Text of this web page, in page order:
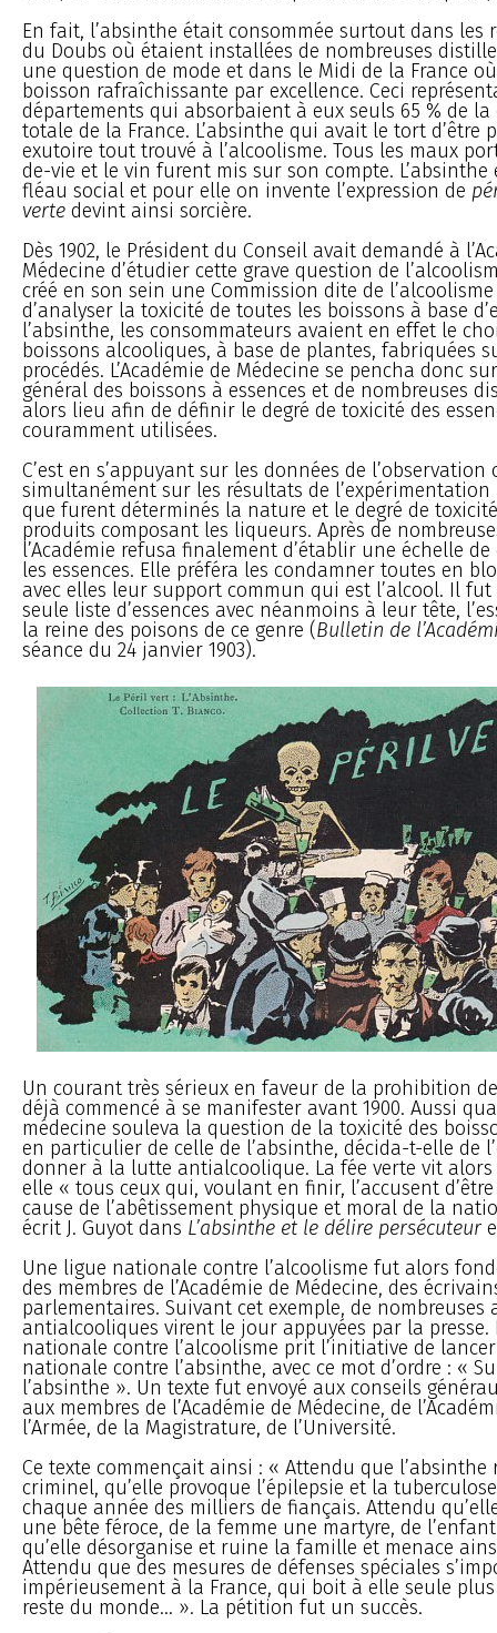
En fait, l’absinthe était consommée surtout dans les
du Doubs où étaient installées de nombreuses
une question de mode et dans le Midi de la France
boisson rafraîchissante par excellence. Ceci
départements qui absorbaient à eux seuls 65 % de
totale de la France. L’absinthe qui avait le tort d’être
exutoire tout trouvé à l’alcoolisme. Tous les maux
de-vie et le vin furent mis sur son compte. L’absinthe
fléau social et pour elle on invente l’expression de
verte devint ainsi sorcière.
Dès 1902, le Président du Conseil avait demandé à
Médecine d’étudier cette grave question de
créé en son sein une Commission dite de
d’analyser la toxicité de toutes les boissons à base
l’absinthe, les consommateurs avaient en effet le
boissons alcooliques, à base de plantes, fabriquées
procédés. L’Académie de Médecine se pencha donc
général des boissons à essences et de nombreuses
alors lieu afin de définir le degré de toxicité des
couramment utilisées.
C’est en s’appuyant sur les données de
simultanément sur les résultats de l’expérimentation
que furent déterminés la nature et le degré de
produits composant les liqueurs. Après de
l’Académie refusa finalement d’établir une échelle
les essences. Elle préféra les condamner toutes en
avec elles leur support commun qui est l’alcool. Il
seule liste d’essences avec néanmoins à leur tête,
la reine des poisons de ce genre (Bulletin de
séance du 24 janvier 1903).
Un courant très sérieux en faveur de la prohibition
déjà commencé à se manifester avant 1900. Aussi
médecine souleva la question de la toxicité des
en particulier de celle de l’absinthe, décida-t-elle de
donner à la lutte antialcoolique. La fée verte vit alors
elle « tous ceux qui, voulant en finir, l’accusent
cause de l’abêtissement physique et moral de la
écrit J. Guyot dans L’absinthe et le délire persécuteur
Une ligue nationale contre l’alcoolisme fut alors
des membres de l’Académie de Médecine, des
parlementaires. Suivant cet exemple, de nombreuses
antialcooliques virent le jour appuyées par la presse.
nationale contre l’alcoolisme prit l’initiative de
nationale contre l’absinthe, avec ce mot d’ordre : «
l’absinthe ». Un texte fut envoyé aux conseils
aux membres de l’Académie de Médecine, de
l’Armée, de la Magistrature, de l’Université.
Ce texte commençait ainsi : « Attendu que l’absinthe
criminel, qu’elle provoque l’épilepsie et la
chaque année des milliers de fiançais. Attendu
une bête féroce, de la femme une martyre, de
qu’elle désorganise et ruine la famille et menace
Attendu que des mesures de défenses spéciales
impérieusement à la France, qui boit à elle seule
reste du monde... ». La pétition fut un succès.